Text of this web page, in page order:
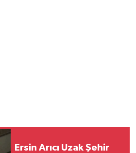
Ersin Arıcı Uzak Şehir